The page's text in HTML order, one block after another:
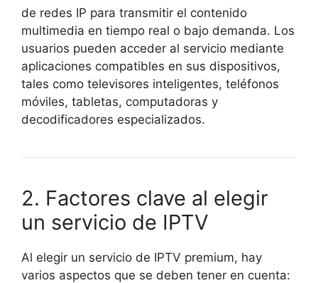
de redes IP para transmitir el contenido
multimedia en tiempo real o bajo demanda. Los
usuarios pueden acceder al servicio mediante
aplicaciones compatibles en sus dispositivos,
tales como televisores inteligentes, teléfonos
móviles, tabletas, computadoras y
decodificadores especializados.
2. Factores clave al elegir
un servicio de IPTV
Al elegir un servicio de IPTV premium, hay
varios aspectos que se deben tener en cuenta: